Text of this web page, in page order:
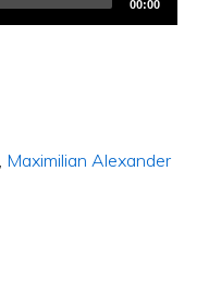
00:00
Maximilian Alexander